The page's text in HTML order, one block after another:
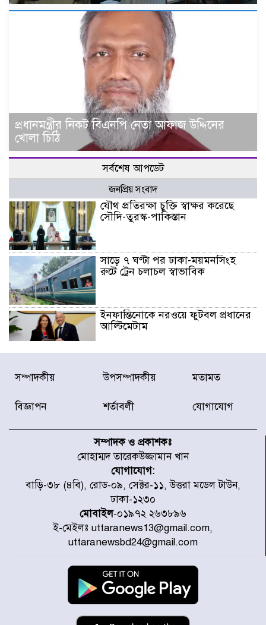
প্রধানমন্ত্রীর নিকট বিএনপি নেতা আফাজ উদ্দিনের
খোলা চিঠি
সর্বশেষ আপডেট
জনপ্রিয় সংবাদ
যৌথ প্রতিরক্ষা চুক্তি স্বাক্ষর করেছে
সৌদি-তুরস্ক-পাকিস্তান
সাড়ে ৭ ঘণ্টা পর ঢাকা-ময়মনসিংহ
রুটে ট্রেন চলাচল স্বাভাবিক
ইনফান্তিনোকে নরওয়ে ফুটবল প্রধানের
আল্টিমেটাম
দেশে ভারি বৃষ্টির সতর্কবার্তা, ১০
জেলায় বন্যার পূর্বাভাস
স্থাপনের উদ্যোগ চান মিয়া ব্যাপারীর
৭ জেলায় ঝোড়ো হাওয়াসহ বজ্রবৃষ্টির
শঙ্কা
বগুড়া ও সিলেটে সড়ক দুর্ঘটনায় নিহত
১৫
জুলাইয়ে দেশজুড়ে ৪৫৮টি সড়ক
দুর্ঘটনায় ৪১৬ জন নিহত হয়েছেন
সম্পাদকীয় উপসম্পাদকীয় মতামত
বিজ্ঞাপন শর্তাবলী যোগাযোগ
সম্পাদক ও প্রকাশকঃ
মোহাম্মদ তারেকউজ্জামান খান
যোগাযোগ:
বাড়ি-৩৮ (৪বি), রোড-০৯, সেক্টর-১১, উত্তরা মডেল টাউন,
ঢাকা-১২৩০
মোবাইল-০১৯৭২ ২৬৩৮৯৬
ই-মেইলঃ uttaranews13@gmail.com,
uttaranewsbd24@gmail.com